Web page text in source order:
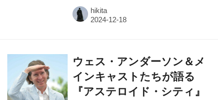
hikita
ウェス・アンダーソン＆メ
インキャストたちが語る
『アステロイド・シティ』